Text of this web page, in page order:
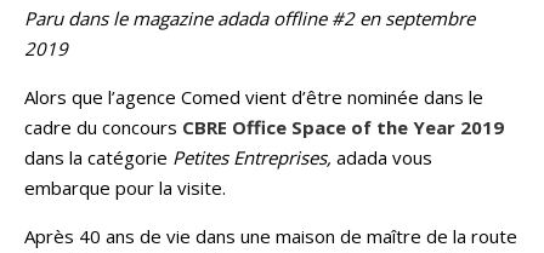
Paru dans le magazine adada offline #2 en septembre
2019
Alors que l’agence Comed vient d’être nominée dans le
cadre du concours CBRE Office Space of the Year 2019
dans la catégorie Petites Entreprises, adada vous
embarque pour la visite.
Après 40 ans de vie dans une maison de maître de la route